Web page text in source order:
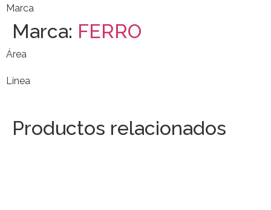
Marca
Marca: FERRO
Área
Línea
Productos relacionados